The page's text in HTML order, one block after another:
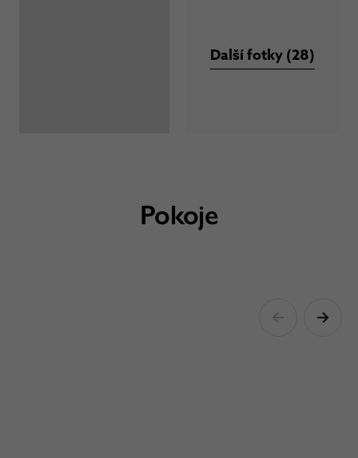
Další fotky (28)
Pokoje